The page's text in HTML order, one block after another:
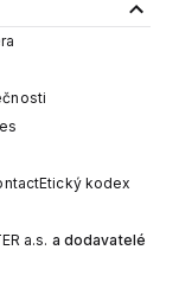
Etický kodex
a.s. a dodavatelé